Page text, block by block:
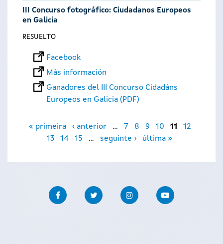
III Concurso fotográfico: Ciudadanos Europeos
en Galicia
RESUELTO
Facebook
Más información
Ganadores del III Concurso Cidadáns
Europeos en Galicia (PDF)
Páginas
« primeira ‹ anterior … 7 8 9 10 11
12
13
14 15 … seguinte › última »
FacebookTwitter InstagramYoutube